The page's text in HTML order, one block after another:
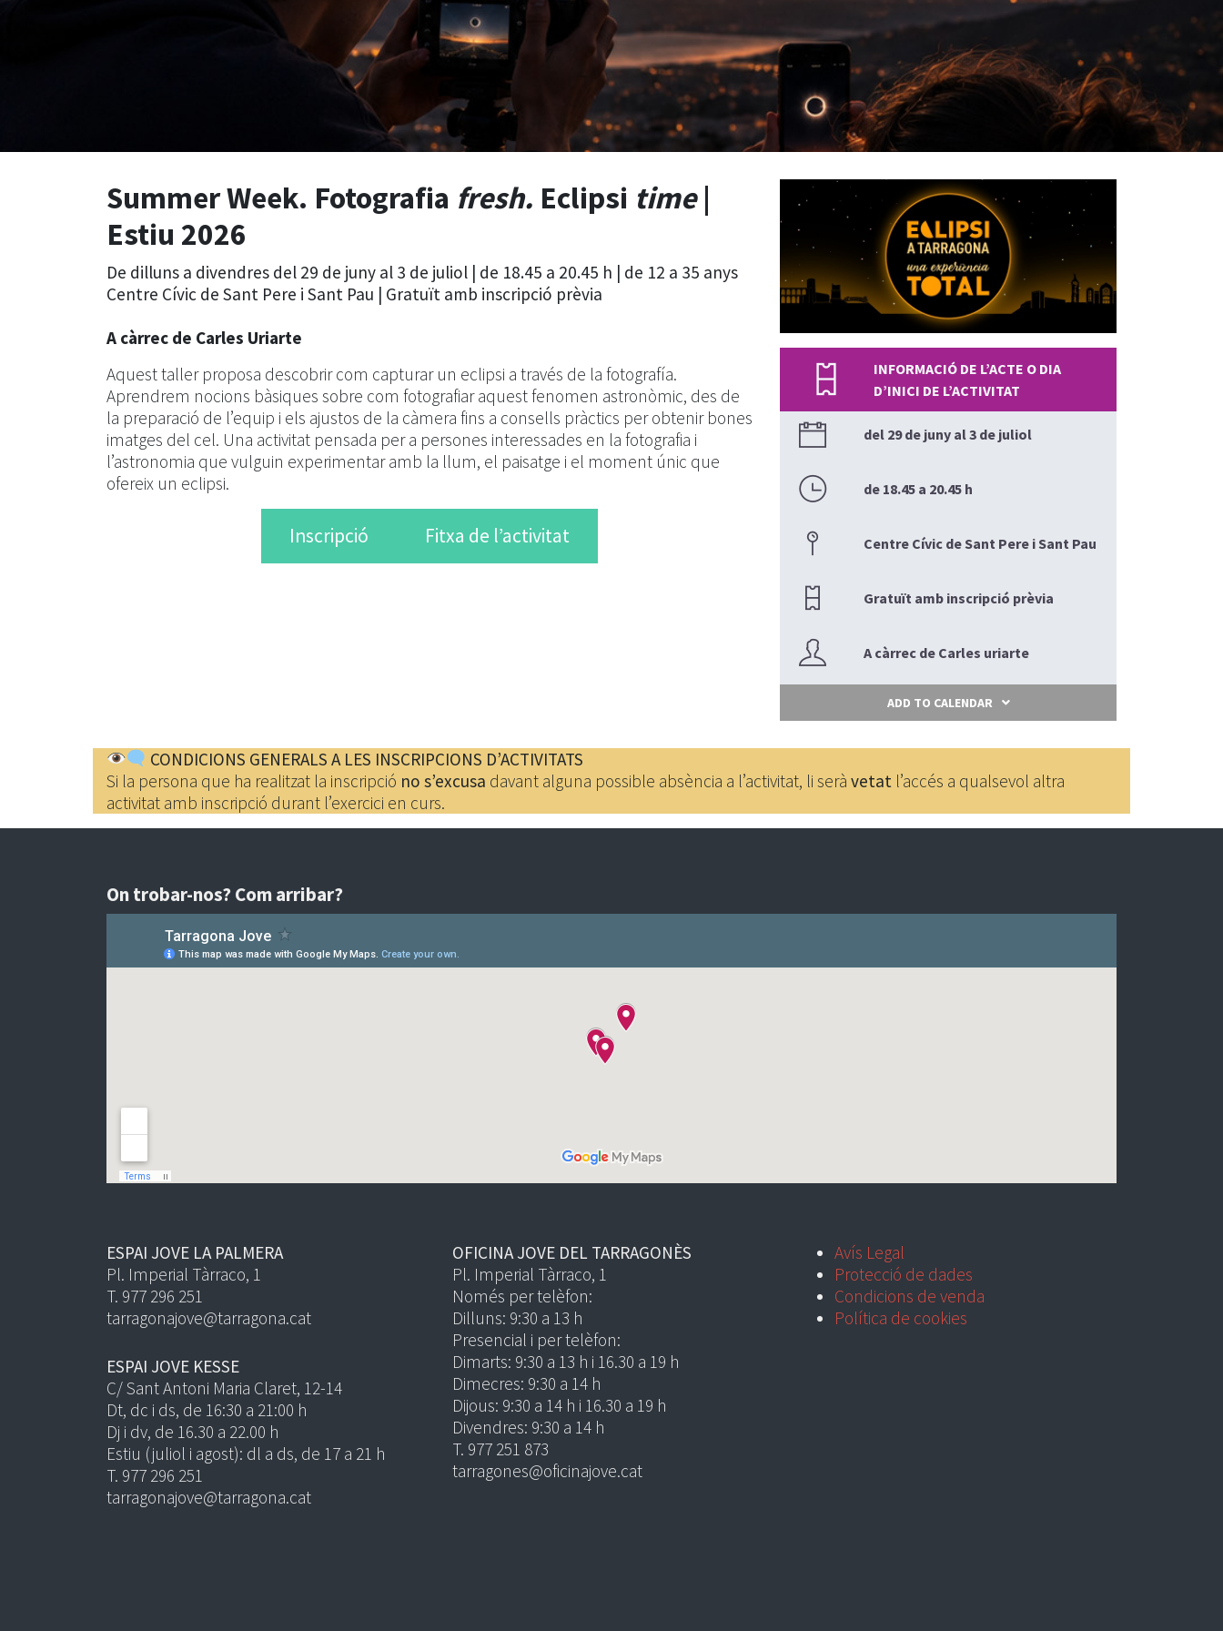
Summer Week. Fotografia fresh. Eclipsi time|
Estiu 2026
De dilluns a divendres del 29 de juny al 3 de juliol | de 18.45 a 20.45 h | de 12 a 35 anys
Centre Cívic de Sant Pere i Sant Pau | Gratuït amb inscripció prèvia
A càrrec de Carles Uriarte
Aquest taller proposa descobrir com capturar un eclipsi a través de la fotografía.
Aprendrem nocions bàsiques sobre com fotografiar aquest fenomen astronòmic, des de
la preparació de l’equip i els ajustos de la càmera fins a consells pràctics per obtenir bones
imatges del cel. Una activitat pensada per a persones interessades en la fotografia i
l’astronomia que vulguin experimentar amb la llum, el paisatge i el moment únic que
ofereix un eclipsi.
Inscripció Fitxa de l’activitat
INFORMACIÓ DE L’ACTE O DIA
D’INICI DE L’ACTIVITAT
del 29 de juny al 3 de juliol
de 18.45 a 20.45 h
Centre Cívic de Sant Pere i Sant Pau
Gratuït amb inscripció prèvia
A càrrec de Carles uriarte
ADD TO CALENDAR
CONDICIONS GENERALS A LES INSCRIPCIONS D’ACTIVITATS
Si la persona que ha realitzat la inscripció no s’excusa davant alguna possible absència a l’activitat, li serà vetat l’accés a qualsevol altra
activitat amb inscripció durant l’exercici en curs.
On trobar-nos? Com arribar?
ESPAI JOVE LA PALMERA
Pl. Imperial Tàrraco, 1
T. 977 296 251
tarragonajove@tarragona.cat
ESPAI JOVE KESSE
C/ Sant Antoni Maria Claret, 12-14
Dt, dc i ds, de 16:30 a 21:00 h
Dj i dv, de 16.30 a 22.00 h
Estiu (juliol i agost): dl a ds, de 17 a 21 h
T. 977 296 251
tarragonajove@tarragona.cat
OFICINA JOVE DEL TARRAGONÈS
Pl. Imperial Tàrraco, 1
Només per telèfon:
Dilluns: 9:30 a 13 h
Presencial i per telèfon:
Dimarts: 9:30 a 13 h i 16.30 a 19 h
Dimecres: 9:30 a 14 h
Dijous: 9:30 a 14 h i 16.30 a 19 h
Divendres: 9:30 a 14 h
T. 977 251 873
tarragones@oficinajove.cat
Avís Legal
Protecció de dades
Condicions de venda
Política de cookies